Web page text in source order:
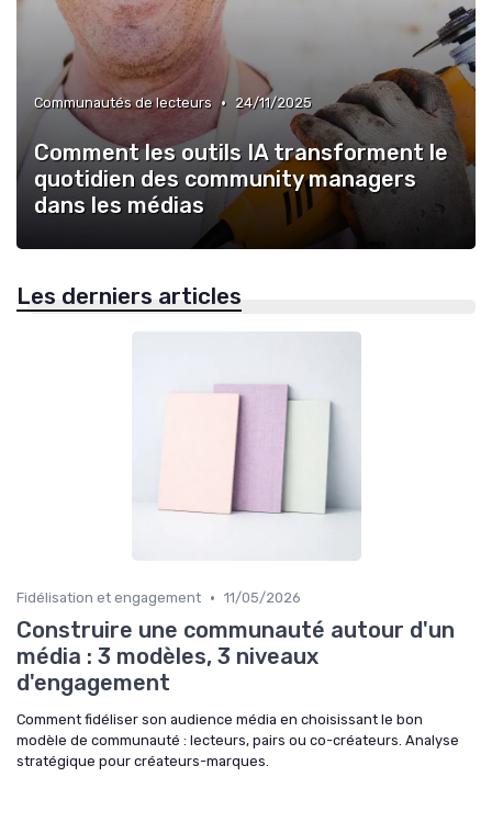
Communautés de lecteurs • 24/11/2025
Comment les outils IA transforment le
quotidien des community managers
dans les médias
Les derniers articles
Fidélisation et engagement • 11/05/2026
Construire une communauté autour d'un
média : 3 modèles, 3 niveaux
d'engagement
Comment fidéliser son audience média en choisissant le bon
modèle de communauté : lecteurs, pairs ou co-créateurs. Analyse
stratégique pour créateurs-marques.